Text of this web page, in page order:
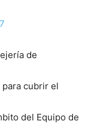
de
cubrir el
del Equipo de